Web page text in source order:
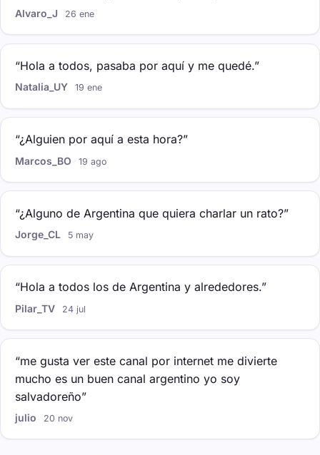
Alvaro_J 26 ene
“Hola a todos, pasaba por aquí y me quedé.”
Natalia_UY 19 ene
“¿Alguien por aquí a esta hora?”
Marcos_BO 19 ago
“¿Alguno de Argentina que quiera charlar un rato?”
Jorge_CL 5 may
“Hola a todos los de Argentina y alrededores.”
Pilar_TV 24 jul
“me gusta ver este canal por internet me divierte
mucho es un buen canal argentino yo soy
salvadoreño”
julio 20 nov